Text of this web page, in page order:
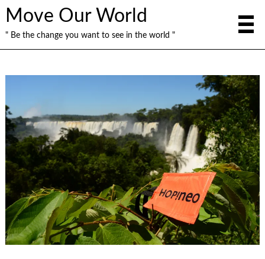
Move Our World
" Be the change you want to see in the world "